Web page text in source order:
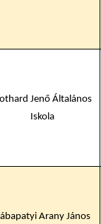
Jenő Általános
Iskola
Arany János